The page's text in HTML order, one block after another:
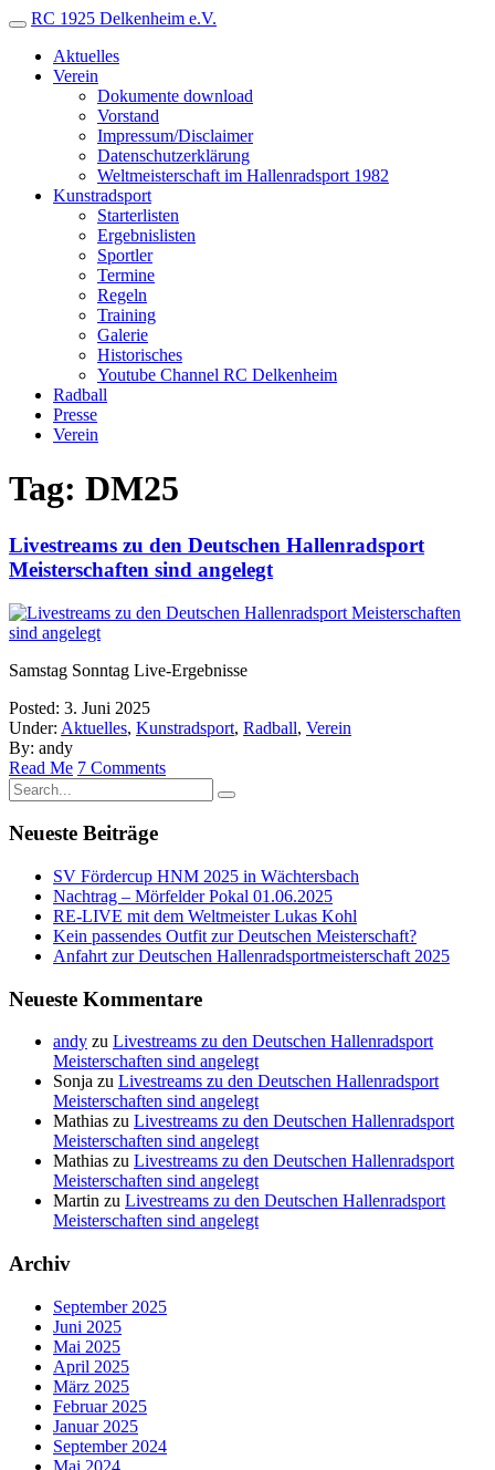
RC 1925 Delkenheim e.V.
Aktuelles
Verein
Dokumente download
Vorstand
Impressum/Disclaimer
Datenschutzerklärung
Weltmeisterschaft im Hallenradsport 1982
Kunstradsport
Starterlisten
Ergebnislisten
Sportler
Termine
Regeln
Training
Galerie
Historisches
Youtube Channel RC Delkenheim
Radball
Presse
Verein
Tag: DM25
Livestreams zu den Deutschen Hallenradsport
Meisterschaften sind angelegt
Samstag Sonntag Live-Ergebnisse
Posted: 3. Juni 2025
Under: Aktuelles, Kunstradsport, Radball, Verein
By: andy
Read Me 7 Comments
Neueste Beiträge
SV Fördercup HNM 2025 in Wächtersbach
Nachtrag – Mörfelder Pokal 01.06.2025
RE-LIVE mit dem Weltmeister Lukas Kohl
Kein passendes Outfit zur Deutschen Meisterschaft?
Anfahrt zur Deutschen Hallenradsportmeisterschaft 2025
Neueste Kommentare
andy zu Livestreams zu den Deutschen Hallenradsport
Meisterschaften sind angelegt
Sonja zu Livestreams zu den Deutschen Hallenradsport
Meisterschaften sind angelegt
Mathias zu Livestreams zu den Deutschen Hallenradsport
Meisterschaften sind angelegt
Mathias zu Livestreams zu den Deutschen Hallenradsport
Meisterschaften sind angelegt
Martin zu Livestreams zu den Deutschen Hallenradsport
Meisterschaften sind angelegt
Archiv
September 2025
Juni 2025
Mai 2025
April 2025
März 2025
Februar 2025
Januar 2025
September 2024
Mai 2024